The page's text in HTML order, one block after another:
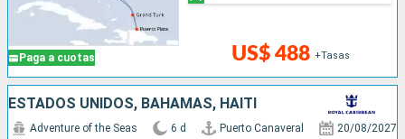
Paga a cuotas US$ 488 +Tasas
ESTADOS UNIDOS, BAHAMAS, HAITI
Adventure of the Seas 6 d Puerto Canaveral 20/08/2027